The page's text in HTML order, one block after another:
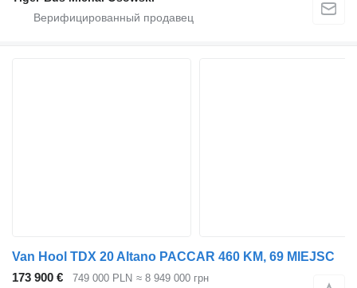
Van Hool TDX 20 Altano PACCAR 460 KM, 69 MIEJSC
173 900 €
749 000 PLN ≈ 8 949 000 грн